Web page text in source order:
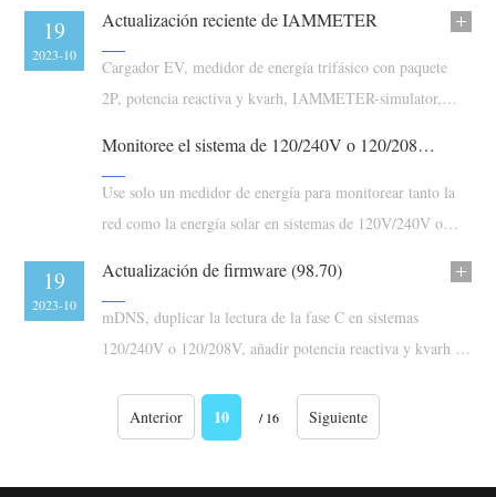
27
2023-10
Actualización reciente de IAMMETER
Cargador EV, medidor de energía trifásico con paquete
2P, potencia reactiva y kvarh, IAMMETER-simulator,
19
2023-10
Monitoree el sistema de 120/240V o 120/208V en América del Norte
Use solo un medidor de energía para monitorear tanto la
red como la energía solar en sistemas de 120V/240V o
19
2023-10
Actualización de firmware (98.70)
mDNS, duplicar la lectura de la fase C en sistemas
120/240V o 120/208V, añadir potencia reactiva y kvarh en
Anterior
10 / 16 Siguiente